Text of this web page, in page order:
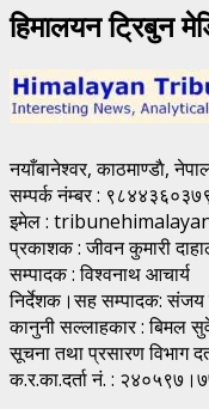
हिमालयन ट्रिबुन
नयाँबानेश्वर, काठमाण्डाै,
सम्पर्क नंम्बर :
इमेल :
प्रकाशक : जीवन कुमारी
सम्पादक : विश्वनाथ आचार्य
निर्देशक।सह सम्पादक: संजय
कानुनी सल्लाहकार : बिमल
सूचना तथा प्रसारण विभाग
क.र.का.दर्ता नं. :